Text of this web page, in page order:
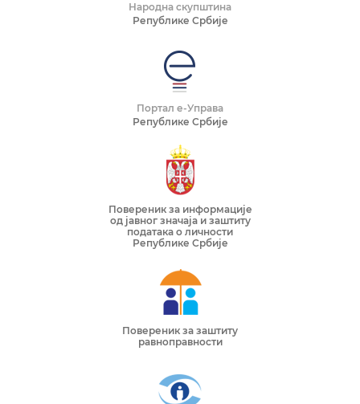
Народна скупштина
Републике Србије
Портал е-Управа
Републике Србије
Повереник за информације
од јавног значаја и заштиту
података о личности
Републике Србије
Повереник за заштиту
равноправности